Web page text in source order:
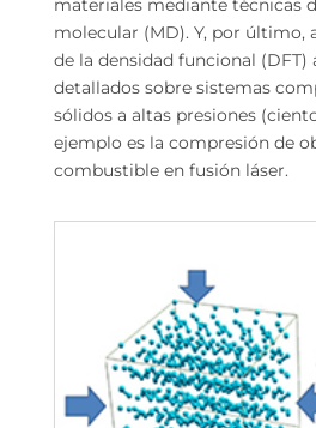
materiales mediante técnicas
molecular (MD). Y, por último,
de la densidad funcional (DFT)
detallados sobre sistemas
sólidos a altas presiones
ejemplo es la compresión de
combustible en fusión láser.